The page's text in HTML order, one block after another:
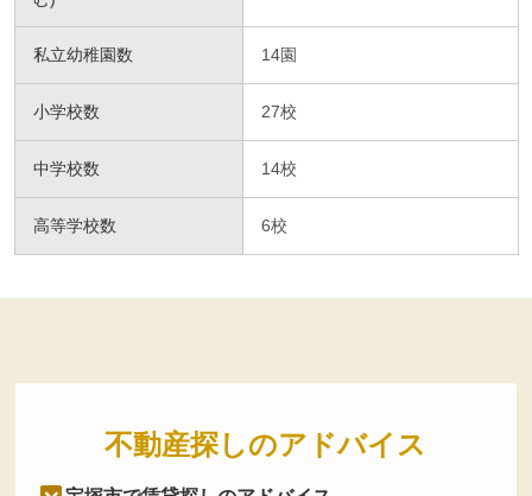
私立幼稚園数 14園
小学校数 27校
中学校数 14校
高等学校数 6校
不動産探しのアドバイス